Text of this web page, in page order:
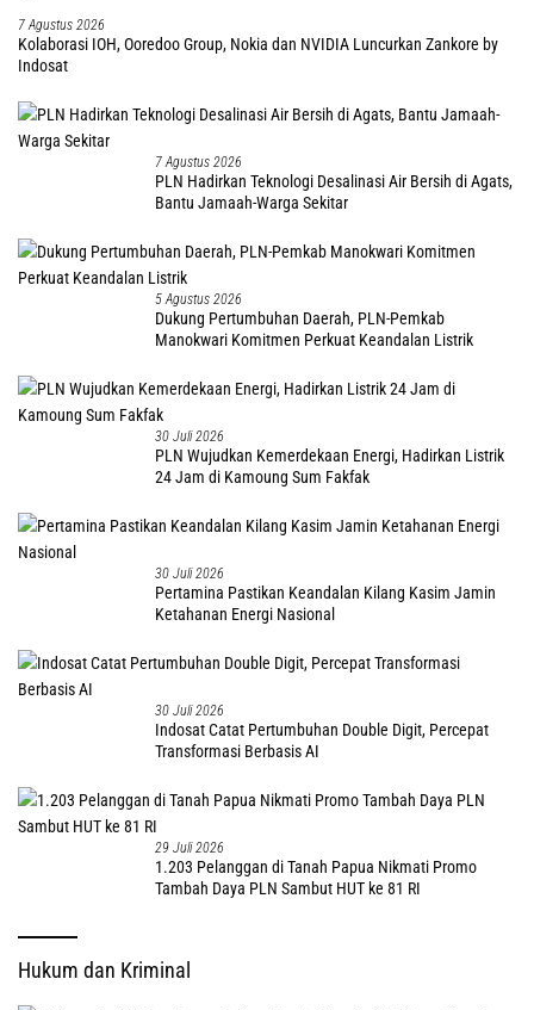
7 Agustus 2026
Kolaborasi IOH, Ooredoo Group, Nokia dan NVIDIA Luncurkan Zankore by
Indosat
7 Agustus 2026
PLN Hadirkan Teknologi Desalinasi Air Bersih di Agats,
Bantu Jamaah-Warga Sekitar
5 Agustus 2026
Dukung Pertumbuhan Daerah, PLN-Pemkab
Manokwari Komitmen Perkuat Keandalan Listrik
30 Juli 2026
PLN Wujudkan Kemerdekaan Energi, Hadirkan Listrik
24 Jam di Kamoung Sum Fakfak
30 Juli 2026
Pertamina Pastikan Keandalan Kilang Kasim Jamin
Ketahanan Energi Nasional
30 Juli 2026
Indosat Catat Pertumbuhan Double Digit, Percepat
Transformasi Berbasis AI
29 Juli 2026
1.203 Pelanggan di Tanah Papua Nikmati Promo
Tambah Daya PLN Sambut HUT ke 81 RI
Hukum dan Kriminal